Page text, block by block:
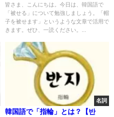
皆さま、こんにちは。今日は、韓国語で
「被せる」について勉強しましょう。「帽
子を被せます」というような文章で活用で
きます。ぜひ、一読ください。...
名詞
韓国語で「指輪」とは？【반